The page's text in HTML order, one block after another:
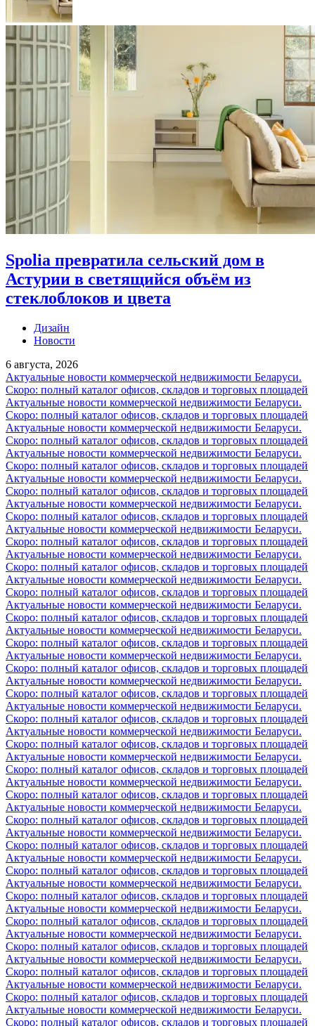
Spolia превратила сельский дом в
Астурии в светящийся объём из
стеклоблоков и цвета
Дизайн
Новости
6 августа, 2026
Актуальные новости коммерческой недвижимости Беларуси.
Скоро: полный каталог офисов, складов и торговых площадей
Актуальные новости коммерческой недвижимости Беларуси.
Скоро: полный каталог офисов, складов и торговых площадей
Актуальные новости коммерческой недвижимости Беларуси.
Скоро: полный каталог офисов, складов и торговых площадей
Актуальные новости коммерческой недвижимости Беларуси.
Скоро: полный каталог офисов, складов и торговых площадей
Актуальные новости коммерческой недвижимости Беларуси.
Скоро: полный каталог офисов, складов и торговых площадей
Актуальные новости коммерческой недвижимости Беларуси.
Скоро: полный каталог офисов, складов и торговых площадей
Актуальные новости коммерческой недвижимости Беларуси.
Скоро: полный каталог офисов, складов и торговых площадей
Актуальные новости коммерческой недвижимости Беларуси.
Скоро: полный каталог офисов, складов и торговых площадей
Актуальные новости коммерческой недвижимости Беларуси.
Скоро: полный каталог офисов, складов и торговых площадей
Актуальные новости коммерческой недвижимости Беларуси.
Скоро: полный каталог офисов, складов и торговых площадей
Актуальные новости коммерческой недвижимости Беларуси.
Скоро: полный каталог офисов, складов и торговых площадей
Актуальные новости коммерческой недвижимости Беларуси.
Скоро: полный каталог офисов, складов и торговых площадей
Актуальные новости коммерческой недвижимости Беларуси.
Скоро: полный каталог офисов, складов и торговых площадей
Актуальные новости коммерческой недвижимости Беларуси.
Скоро: полный каталог офисов, складов и торговых площадей
Актуальные новости коммерческой недвижимости Беларуси.
Скоро: полный каталог офисов, складов и торговых площадей
Актуальные новости коммерческой недвижимости Беларуси.
Скоро: полный каталог офисов, складов и торговых площадей
Актуальные новости коммерческой недвижимости Беларуси.
Скоро: полный каталог офисов, складов и торговых площадей
Актуальные новости коммерческой недвижимости Беларуси.
Скоро: полный каталог офисов, складов и торговых площадей
Актуальные новости коммерческой недвижимости Беларуси.
Скоро: полный каталог офисов, складов и торговых площадей
Актуальные новости коммерческой недвижимости Беларуси.
Скоро: полный каталог офисов, складов и торговых площадей
Актуальные новости коммерческой недвижимости Беларуси.
Скоро: полный каталог офисов, складов и торговых площадей
Актуальные новости коммерческой недвижимости Беларуси.
Скоро: полный каталог офисов, складов и торговых площадей
Актуальные новости коммерческой недвижимости Беларуси.
Скоро: полный каталог офисов, складов и торговых площадей
Актуальные новости коммерческой недвижимости Беларуси.
Скоро: полный каталог офисов, складов и торговых площадей
Актуальные новости коммерческой недвижимости Беларуси.
Скоро: полный каталог офисов, складов и торговых площадей
Актуальные новости коммерческой недвижимости Беларуси.
Скоро: полный каталог офисов, складов и торговых площадей